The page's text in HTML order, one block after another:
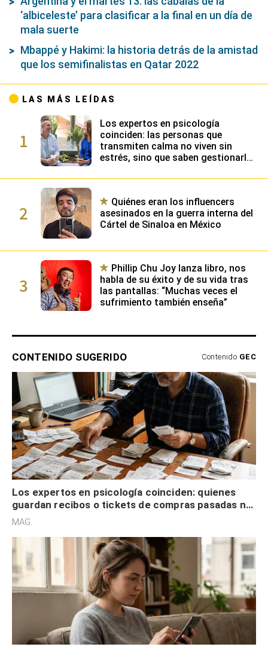
‘albiceleste’ para clasificar a la final en un día de
mala suerte
Mbappé y Hakimi: la historia detrás de la amistad
que los semifinalistas en Qatar 2022
LAS MÁS LEÍDAS
1
Los expertos en psicología
coinciden: las personas que
transmiten calma no viven sin
estrés, sino que saben gestionarlo
emocional
2
Quiénes eran los influencers
asesinados en la guerra interna del
Cártel de Sinaloa en México
3
Phillip Chu Joy lanza libro, nos
habla de su éxito y de su vida tras
las pantallas: “Muchas veces el
sufrimiento también enseña”
CONTENIDO SUGERIDO Contenido GEC
Los expertos en psicología coinciden: quienes
guardan recibos o tickets de compras pasadas no
son acumuladores, sino que tienen necesidad de
MAG.